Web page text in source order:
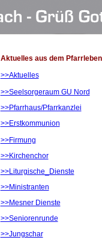
Aktuelles aus dem
>>Aktuelles
>>Seelsorgeraum GU Nord
>>Pfarrhaus/Pfarrkanzlei
>>Erstkommunion
>>Firmung
>>Kirchenchor
>>Liturgische_Dienste
>>Ministranten
>>Mesner Dienste
>>Seniorenrunde
>>Jungschar